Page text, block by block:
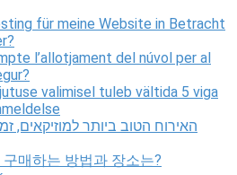
für meine Website in Betracht
l’allotjament del núvol per al
valimisel tuleb vältida 5 viga
매하는 방법과 장소는?